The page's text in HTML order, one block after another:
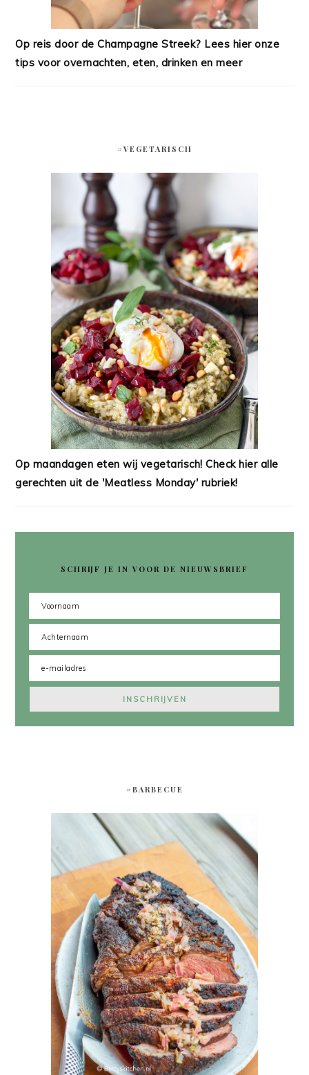
Op reis door de Champagne Streek? Lees hier onze
tips voor overnachten, eten, drinken en meer
#VEGETARISCH
Op maandagen eten wij vegetarisch! Check hier alle
gerechten uit de 'Meatless Monday' rubriek!
SCHRIJF JE IN VOOR DE NIEUWSBRIEF
#BARBECUE